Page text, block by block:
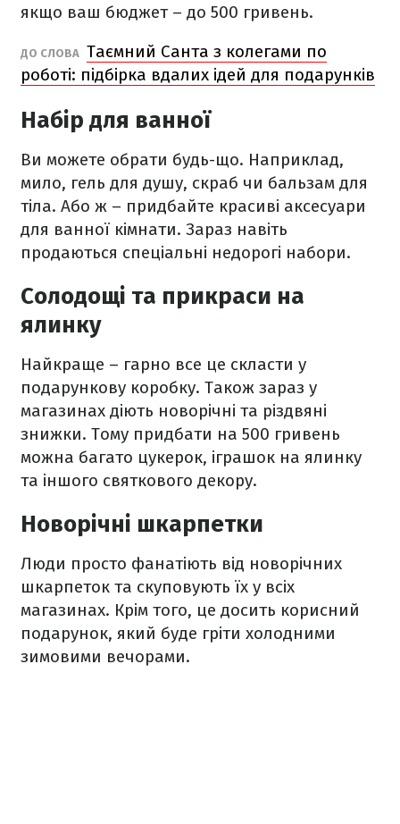
якщо ваш бюджет – до 500 гривень.
ДО СЛОВА Таємний Санта з колегами по
роботі: підбірка вдалих ідей для подарунків
Набір для ванної
Ви можете обрати будь-що. Наприклад,
мило, гель для душу, скраб чи бальзам для
тіла. Або ж – придбайте красиві аксесуари
для ванної кімнати. Зараз навіть
продаються спеціальні недорогі набори.
Солодощі та прикраси на
ялинку
Найкраще – гарно все це скласти у
подарункову коробку. Також зараз у
магазинах діють новорічні та різдвяні
знижки. Тому придбати на 500 гривень
можна багато цукерок, іграшок на ялинку
та іншого святкового декору.
Новорічні шкарпетки
Люди просто фанатіють від новорічних
шкарпеток та скуповують їх у всіх
магазинах. Крім того, це досить корисний
подарунок, який буде гріти холодними
зимовими вечорами.